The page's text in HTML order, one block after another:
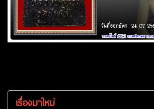
เรื่องมาใหม่